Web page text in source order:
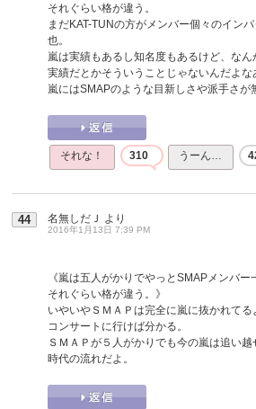
それぐらい格が違う。
まだKAT-TUNの方がメンバー個々のイン
也。
嵐は実績もあるし知名度もあるけど、なん
実績だとかそういうことじゃないんだよな
嵐にはSMAPのような目新しさや派手さが
それな！ 310 うーん…
44 名無しだＪ より
2016年1月13日 7:39 PM
《嵐は五人がかりでやっとSMAPメンバー
それぐらい格が違う。》
いやいやＳＭＡＰは完全に嵐に抜かれてる
コンサートに行けば分かる。
ＳＭＡＰが５人がかりでも今の嵐は追い越
時代の流れだよ。